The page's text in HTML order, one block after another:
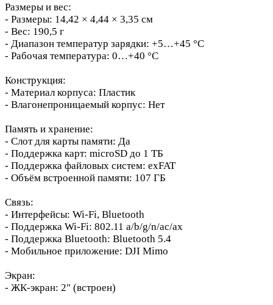
Размеры и вес:
- Размеры: 14,42 × 4,44 × 3,35 см
- Вес: 190,5 г
- Диапазон температур зарядки: +5…+45 °C
- Рабочая температура: 0…+40 °C
Конструкция:
- Материал корпуса: Пластик
- Влагонепроницаемый корпус: Нет
Память и хранение:
- Слот для карты памяти: Да
- Поддержка карт: microSD до 1 ТБ
- Поддержка файловых систем: exFAT
- Объём встроенной памяти: 107 ГБ
Связь:
- Интерфейсы: Wi‑Fi, Bluetooth
- Поддержка Wi‑Fi: 802.11 a/b/g/n/ac/ax
- Поддержка Bluetooth: Bluetooth 5.4
- Мобильное приложение: DJI Mimo
Экран:
- ЖК‑экран: 2" (встроен)